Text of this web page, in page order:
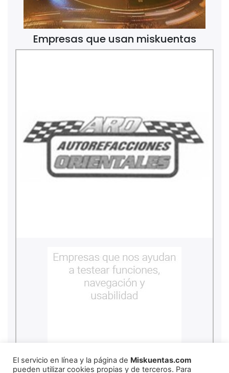
Empresas que usan miskuentas
El servicio en línea y la página de Miskuentas.com
pueden utilizar cookies propias y de terceros. Para